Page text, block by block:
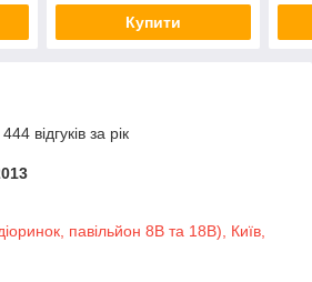
Купити
відгуків за рік
павільйон 8В та 18В), Київ,